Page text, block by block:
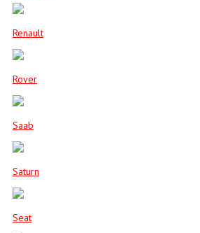
Renault
Rover
Saab
Saturn
Seat